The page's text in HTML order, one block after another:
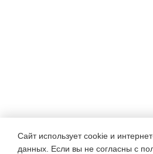
Сайт использует cookie и
данных. Если вы не согласны с